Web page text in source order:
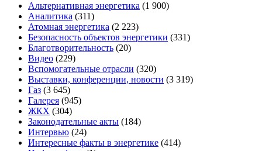
Альтернативная энергетика (1 900)
Аналитика (311)
Атомная энергетика (2 223)
Безопасность объектов энергетики (331)
Благотворительность (20)
Видео (229)
Вспомогательные отрасли (320)
Выставки, конференции, новости (3 319)
Газ (3 645)
Галерея (945)
ЖКХ (304)
Законодательные акты (184)
Интервью (24)
Интересные факты в энергетике (414)